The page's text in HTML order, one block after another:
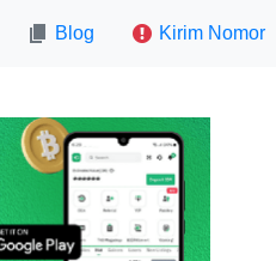
Blog Kirim Nomor